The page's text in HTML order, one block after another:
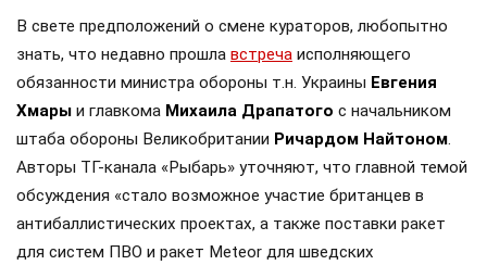
В свете предположений о смене кураторов, любопытно
знать, что недавно прошла встреча исполняющего
обязанности министра обороны т.н. Украины Евгения
Хмары и главкома Михаила Драпатого с начальником
штаба обороны Великобритании Ричардом Найтоном.
Авторы ТГ-канала «Рыбарь» уточняют, что главной темой
обсуждения «стало возможное участие британцев в
антибаллистических проектах, а также поставки ракет
для систем ПВО и ракет Meteor для шведских